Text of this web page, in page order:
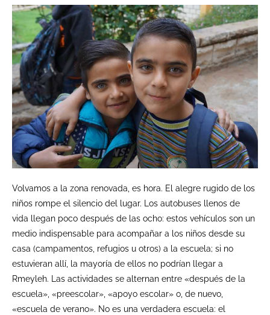
Volvamos a la zona renovada, es hora. El alegre rugido de los
niños rompe el silencio del lugar. Los autobuses llenos de
vida llegan poco después de las ocho: estos vehículos son un
medio indispensable para acompañar a los niños desde su
casa (campamentos, refugios u otros) a la escuela; si no
estuvieran allí, la mayoría de ellos no podrían llegar a
Rmeyleh. Las actividades se alternan entre «después de la
escuela», «preescolar», «apoyo escolar» o, de nuevo,
«escuela de verano». No es una verdadera escuela: el